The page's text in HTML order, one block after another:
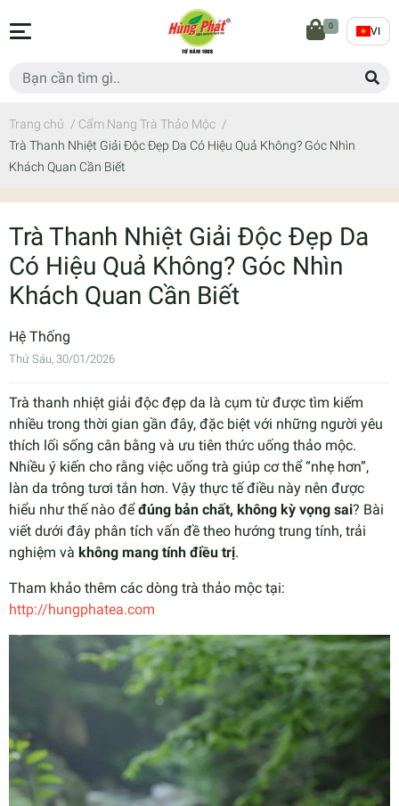
0 VI
Trang chủ / Cẩm Nang Trà Thảo Mộc /
Trà Thanh Nhiệt Giải Độc Đẹp Da Có Hiệu Quả Không? Góc Nhìn
Khách Quan Cần Biết
Trà Thanh Nhiệt Giải Độc Đẹp Da
Có Hiệu Quả Không? Góc Nhìn
Khách Quan Cần Biết
Hệ Thống
Thứ Sáu, 30/01/2026
Trà thanh nhiệt giải độc đẹp da là cụm từ được tìm kiếm
nhiều trong thời gian gần đây, đặc biệt với những người yêu
thích lối sống cân bằng và ưu tiên thức uống thảo mộc.
Nhiều ý kiến cho rằng việc uống trà giúp cơ thể “nhẹ hơn”,
làn da trông tươi tắn hơn. Vậy thực tế điều này nên được
hiểu như thế nào đểđúng bản chất, không kỳ vọng sai? Bài
viết dưới đây phân tích vấn đề theo hướng trung tính, trải
nghiệm và không mang tính điều trị.
Tham khảo thêm các dòng trà thảo mộc tại:
http://hungphatea.com